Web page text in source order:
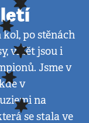
po stěnách
vidět jsou i
Jsme v
v
na
se stala ve